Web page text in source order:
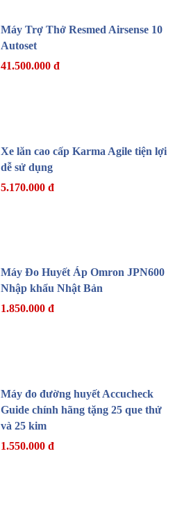
Máy Trợ Thở Resmed Airsense 10
Autoset
41.500.000 đ
Xe lăn cao cấp Karma Agile tiện lợi
dễ sử dụng
5.170.000 đ
Máy Đo Huyết Áp Omron JPN600
Nhập khẩu Nhật Bản
1.850.000 đ
Máy đo đường huyết Accucheck
Guide chính hãng tặng 25 que thử
và 25 kim
1.550.000 đ